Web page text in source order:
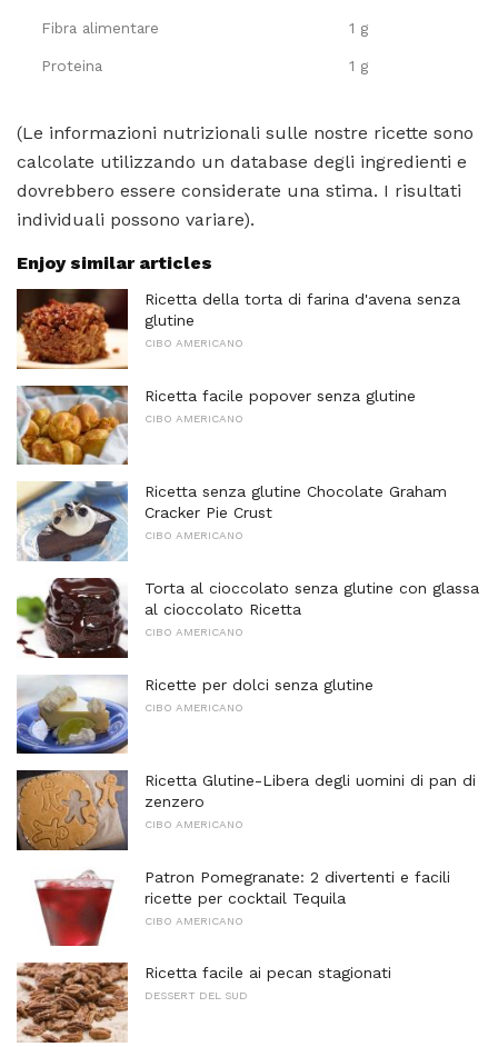
Fibra alimentare 1 g
Proteina 1 g
(Le informazioni nutrizionali sulle nostre ricette sono
calcolate utilizzando un database degli ingredienti e
dovrebbero essere considerate una stima. I risultati
individuali possono variare).
Enjoy similar articles
Ricetta della torta di farina d'avena senza
glutine
CIBO AMERICANO
Ricetta facile popover senza glutine
CIBO AMERICANO
Ricetta senza glutine Chocolate Graham
Cracker Pie Crust
CIBO AMERICANO
Torta al cioccolato senza glutine con glassa
al cioccolato Ricetta
CIBO AMERICANO
Ricette per dolci senza glutine
CIBO AMERICANO
Ricetta Glutine-Libera degli uomini di pan di
zenzero
CIBO AMERICANO
Patron Pomegranate: 2 divertenti e facili
ricette per cocktail Tequila
CIBO AMERICANO
Ricetta facile ai pecan stagionati
DESSERT DEL SUD